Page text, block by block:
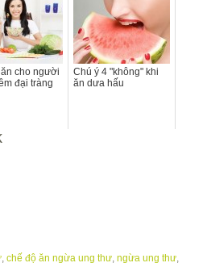
cho người
đại tràng
Chú ý 4 "không" khi
ăn dưa hấu
, chế độ ăn ngừa ung thư, ngừa ung thư,